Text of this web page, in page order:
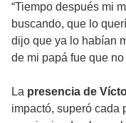
“Tiempo después mi
buscando, que lo
dijo que ya lo habían
de mi papá fue que no
La presencia de
impactó, superó cada